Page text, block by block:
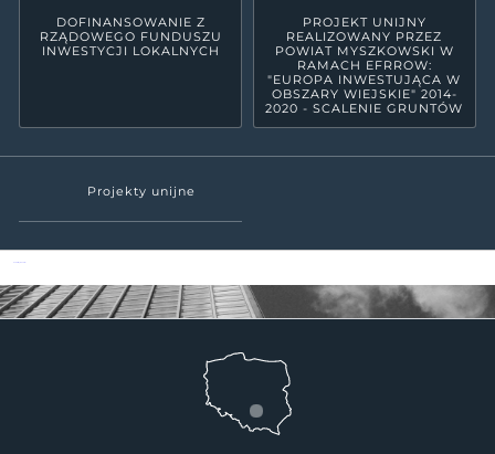
DOFINANSOWANIE Z
RZĄDOWEGO FUNDUSZU
INWESTYCJI LOKALNYCH
PROJEKT UNIJNY
REALIZOWANY PRZEZ
POWIAT MYSZKOWSKI W
RAMACH EFRROW:
"EUROPA INWESTUJĄCA W
OBSZARY WIEJSKIE" 2014-
2020 - SCALENIE GRUNTÓW
Projekty unijne